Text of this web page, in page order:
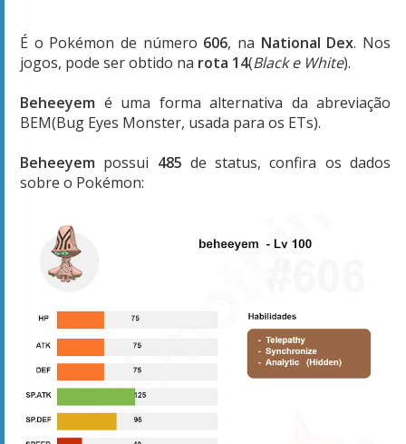
É o Pokémon de número 606, na National Dex. Nos
jogos, pode ser obtido na rota 14(Black e White).
Beheeyem é uma forma alternativa da abreviação
BEM(Bug Eyes Monster, usada para os ETs).
Beheeyem possui 485 de status, confira os dados
sobre o Pokémon: